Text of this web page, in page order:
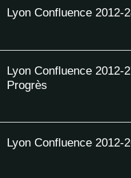
Lyon Confluence 2012-
Lyon Confluence 2012-
Progrès
Lyon Confluence 2012-